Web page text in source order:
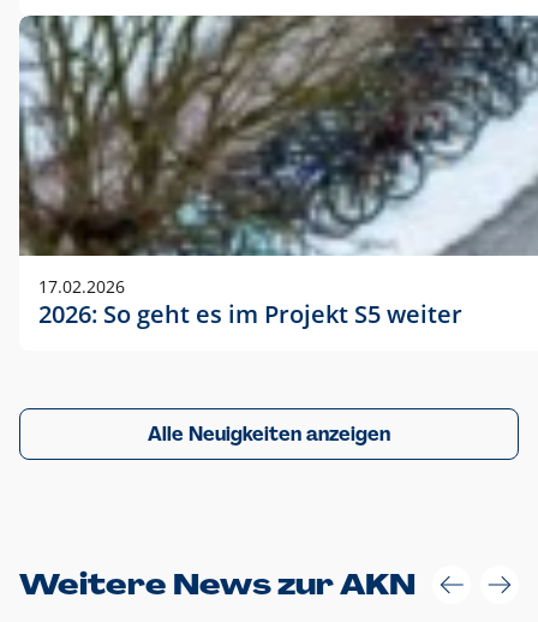
17.02.2026
2026: So geht es im Projekt S5 weiter
Alle Neuigkeiten anzeigen
Weitere News zur AKN